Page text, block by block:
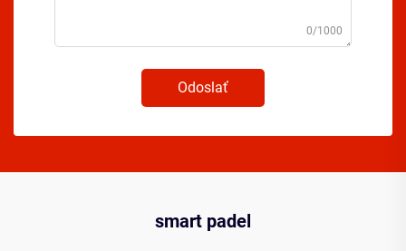
0/1000
Odoslať
smart padel